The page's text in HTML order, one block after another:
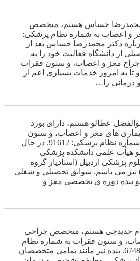
حساس هستم، متخصص
و اعصاب به شماره نظام پزشکی:
درباره دکتر محمدرضا حساس بعد از
از دانشگاه فعالیت خود را به
جراح مغز و اعصاب، و ستون فقرات
و تا به امروز خدمات بسیاری اعم از
درمانی را…
عطالو هستم، دارای بورد
های مغز و اعصاب، و ستون
فقرات به شماره نظام پزشکی: 91612. در حال
هیأت علمی دانشکده پزشکی
پزشکی اردبیل (استادیار گروه
نیز می باشم. سوابق تحصیلی و شغلی
بنده دوره ی تخصصی مغز و
حدیدچی هستم، متخصص جراحی
و ستون فقرات به شماره نظام
پزشکی: 67481. بنده نیز مانند تمامی متخصصان